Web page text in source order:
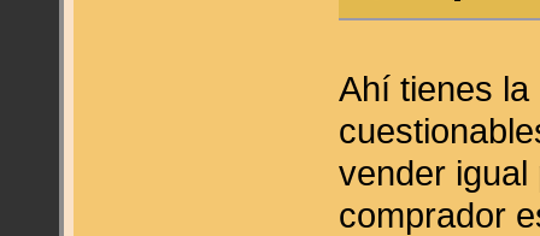
Ahí tienes
vender igual
comprador